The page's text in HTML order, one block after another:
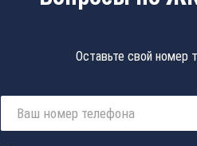
Оставьте свой номер